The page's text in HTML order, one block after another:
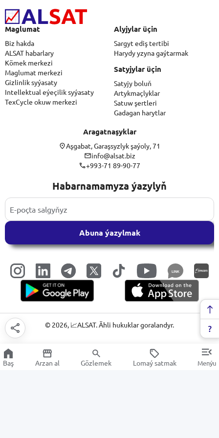
Maglumat
Biz hakda
ALSAT habarlary
Kömek merkezi
Maglumat merkezi
Gizlinlik syýasaty
Intellektual eýeçilik syýasaty
TexCycle okuw merkezi
Alyjylar üçin
Sargyt ediş tertibi
Harydy yzyna gaýtarmak
Satyjylar üçin
Satyjy boluň
Artykmaçlyklar
Satuw şertleri
Gadagan harytlar
Aragatnaşyklar
Aşgabat, Garaşsyzlyk şaýoly, 71
info@alsat.biz
+993-71 89-90-77
Habarnamamyza ýazylyň
Abuna ýazylmak
LINK
© 2026, 📈ALSAT. Ähli hukuklar goralandyr.
Baş Arzan al Gözlemek Lomaý satmak Menýu